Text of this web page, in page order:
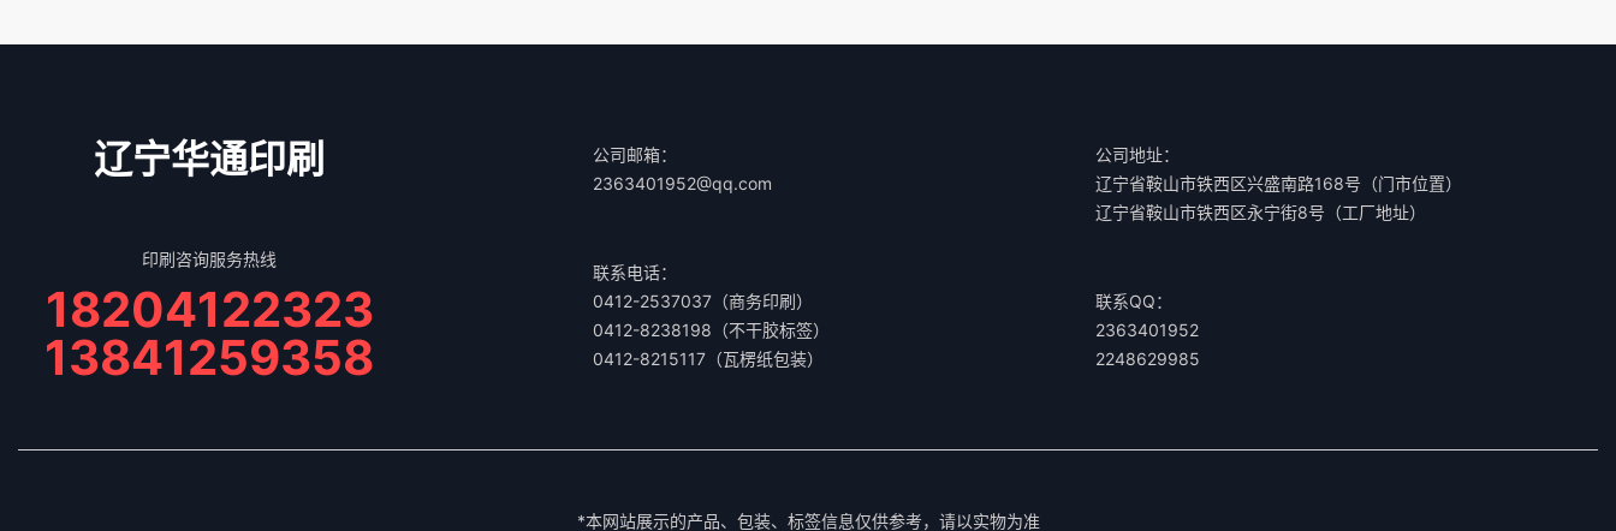
辽宁华通印刷
印刷咨询服务热线
18204122323
13841259358
公司邮箱：
2363401952@qq.com
联系电话：
0412-2537037（商务印刷）
0412-8238198（不干胶标签）
0412-8215117（瓦楞纸包装）
公司地址：
辽宁省鞍山市铁西区兴盛南路168号（门市位置）
辽宁省鞍山市铁西区永宁街8号（工厂地址）
联系QQ：
2363401952
2248629985
*本网站展示的产品、包装、标签信息仅供参考，请以实物为准